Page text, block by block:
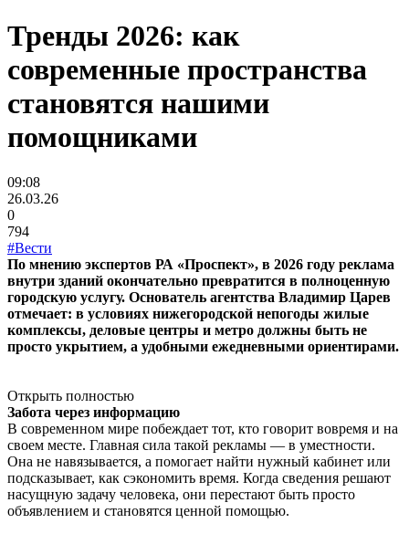
Тренды 2026: как
современные пространства
становятся нашими
помощниками
09:08
26.03.26
0
794
#Вести
По мнению экспертов РА «Проспект», в 2026 году реклама
внутри зданий окончательно превратится в полноценную
городскую услугу. Основатель агентства Владимир Царев
отмечает: в условиях нижегородской непогоды жилые
комплексы, деловые центры и метро должны быть не
просто укрытием, а удобными ежедневными ориентирами.
Открыть полностью
Забота через информацию
В современном мире побеждает тот, кто говорит вовремя и на
своем месте. Главная сила такой рекламы — в уместности.
Она не навязывается, а помогает найти нужный кабинет или
подсказывает, как сэкономить время. Когда сведения решают
насущную задачу человека, они перестают быть просто
объявлением и становятся ценной помощью.